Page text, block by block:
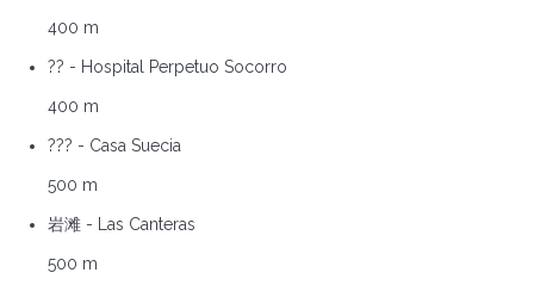
400 m
?? - Hospital Perpetuo Socorro
400 m
??? - Casa Suecia
500 m
岩滩 - Las Canteras
500 m